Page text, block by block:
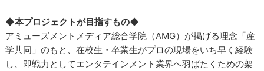
◆本プロジェクトが目指すもの◆
アミューズメントメディア総合学院（AMG）が掲げる理念「産
学共同」のもと、在校生・卒業生がプロの現場をいち早く経験
し、即戦力としてエンタテインメント業界へ⽻ばたくための架